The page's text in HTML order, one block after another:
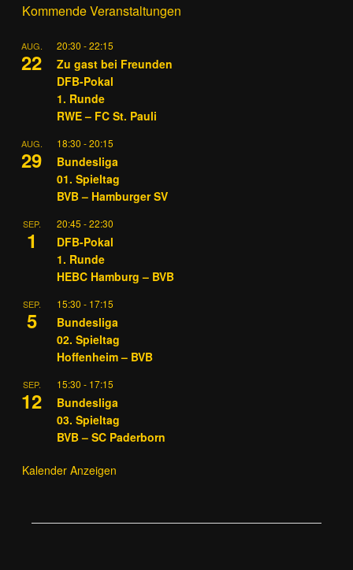
Kommende Veranstaltungen
AUG.
22
20:30 -22:15
Zu gast bei Freunden
DFB-Pokal
1. Runde
RWE – FC St. Pauli
AUG.
29
18:30 -20:15
Bundesliga
01. Spieltag
BVB – Hamburger SV
SEP.
1
20:45 -22:30
DFB-Pokal
1. Runde
HEBC Hamburg – BVB
SEP.
5
15:30 - 17:15
Bundesliga
02. Spieltag
Hoffenheim – BVB
SEP.
12
15:30 - 17:15
Bundesliga
03. Spieltag
BVB – SC Paderborn
Kalender Anzeigen